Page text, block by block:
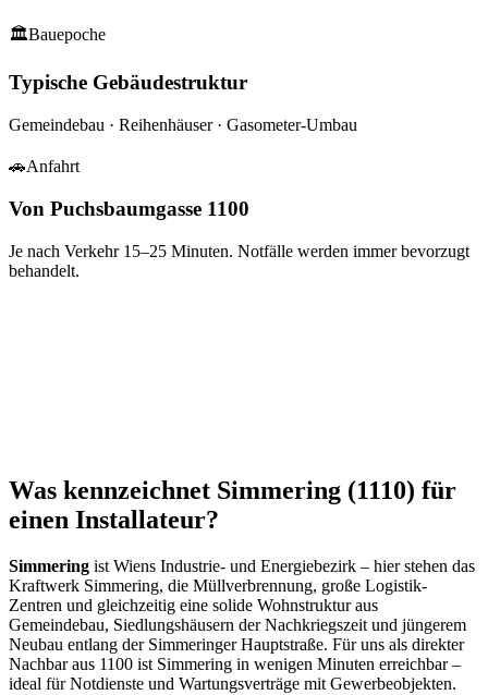
🏛Bauepoche
Typische Gebäudestruktur
Gemeindebau · Reihenhäuser · Gasometer-Umbau
🚗Anfahrt
Von Puchsbaumgasse 1100
Je nach Verkehr 15–25 Minuten. Notfälle werden immer bevorzugt
behandelt.
Was kennzeichnet Simmering (1110) für
einen Installateur?
Simmering ist Wiens Industrie- und Energiebezirk – hier stehen das
Kraftwerk Simmering, die Müllverbrennung, große Logistik-
Zentren und gleichzeitig eine solide Wohnstruktur aus
Gemeindebau, Siedlungshäusern der Nachkriegszeit und jüngerem
Neubau entlang der Simmeringer Hauptstraße. Für uns als direkter
Nachbar aus 1100 ist Simmering in wenigen Minuten erreichbar –
ideal für Notdienste und Wartungsverträge mit Gewerbeobjekten.